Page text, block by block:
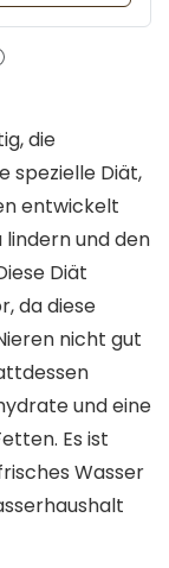
die
spezielle Diät,
entwickelt
lindern und den
Diät
da diese
nicht gut
und eine
Es ist
Wasser